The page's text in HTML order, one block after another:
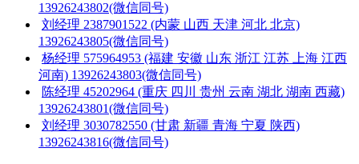
13926243802(微信同号)
刘经理 2387901522 (内蒙 山西 天津 河北 北京)
13926243805(微信同号)
杨经理 575964953 (福建 安徽 山东 浙江 江苏 上海 江西
河南) 13926243803(微信同号)
陈经理 45202964 (重庆 四川 贵州 云南 湖北 湖南 西藏)
13926243801(微信同号)
刘经理 3030782550 (甘肃 新疆 青海 宁夏 陕西)
13926243816(微信同号)